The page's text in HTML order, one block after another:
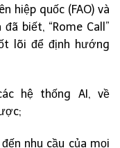
hiệp quốc (FAO) và
biết, “Rome Call”
lõi để định hướng
hệ thống AI, về
nhu cầu của mọi